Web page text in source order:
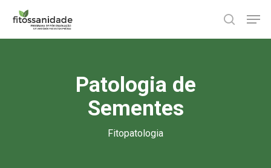
main
search
Patologia de
Sementes
Fitopatologia